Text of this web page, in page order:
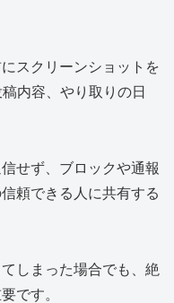
スクリーンショットを
内容、やり取りの日
せず、ブロックや通報
頼できる人に共有する
しまった場合でも、絶
です。